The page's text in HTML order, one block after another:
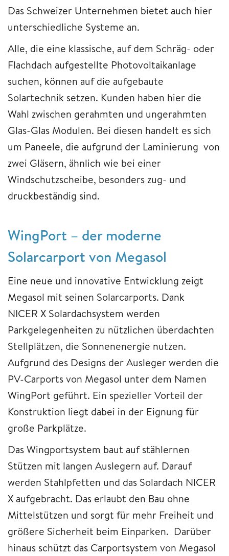
Das Schweizer Unternehmen bietet auch hier
unterschiedliche Systeme an.
Alle, die eine klassische, auf dem Schräg- oder
Flachdach aufgestellte Photovoltaikanlage
suchen, können auf die aufgebaute
Solartechnik setzen. Kunden haben hier die
Wahl zwischen gerahmten und ungerahmten
Glas-Glas Modulen. Bei diesen handelt es sich
um Paneele, die aufgrund der Laminierung von
zwei Gläsern, ähnlich wie bei einer
Windschutzscheibe, besonders zug- und
druckbeständig sind.
WingPort – der moderne
Solarcarport von Megasol
Eine neue und innovative Entwicklung zeigt
Megasol mit seinen Solarcarports. Dank
NICER X Solardachsystem werden
Parkgelegenheiten zu nützlichen überdachten
Stellplätzen, die Sonnenenergie nutzen.
Aufgrund des Designs der Ausleger werden die
PV-Carports von Megasol unter dem Namen
WingPort geführt. Ein spezieller Vorteil der
Konstruktion liegt dabei in der Eignung für
große Parkplätze.
Das Wingportsystem baut auf stählernen
Stützen mit langen Auslegern auf. Darauf
werden Stahlpfetten und das Solardach NICER
X aufgebracht. Das erlaubt den Bau ohne
Mittelstützen und sorgt für mehr Freiheit und
größere Sicherheit beim Einparken. Darüber
hinaus schützt das Carportsystem von Megasol